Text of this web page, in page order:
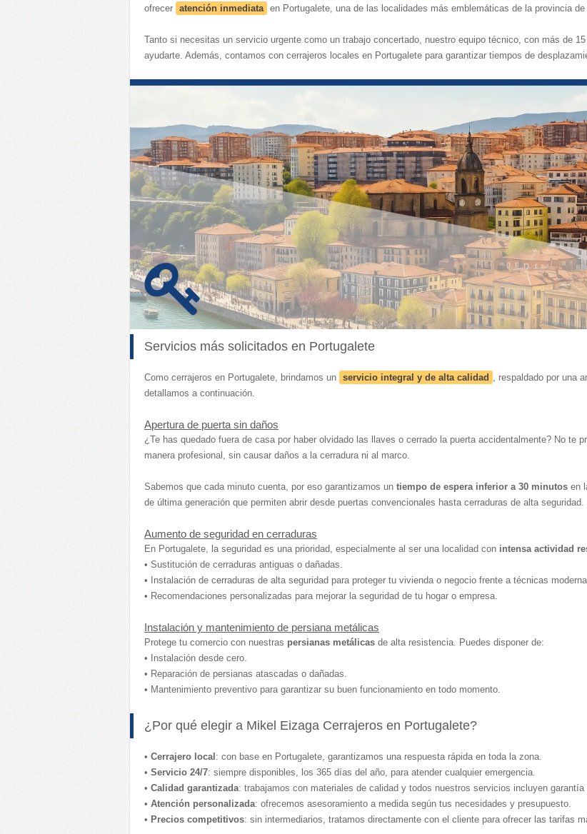
ofrecer atención inmediata en Portugalete, una de las localidades más emblemáticas de la provincia
Tanto si necesitas un servicio urgente como un trabajo concertado, nuestro equipo técnico, con más de
ayudarte. Además, contamos con cerrajeros locales en Portugalete para garantizar tiempos de
Servicios más solicitados en Portugalete
Como cerrajeros en Portugalete, brindamos un servicio integral y de alta calidad , respaldado por una
detallamos a continuación.
Apertura de puerta sin daños
¿Te has quedado fuera de casa por haber olvidado las llaves o cerrado la puerta accidentalmente? No te
manera profesional, sin causar daños a la cerradura ni al marco.
Sabemos que cada minuto cuenta, por eso garantizamos un tiempo de espera inferior a 30 minutos en
de última generación que permiten abrir desde puertas convencionales hasta cerraduras de alta seguridad.
Aumento de seguridad en cerraduras
En Portugalete, la seguridad es una prioridad, especialmente al ser una localidad con intensa actividad
• Sustitución de cerraduras antiguas o dañadas.
• Instalación de cerraduras de alta seguridad para proteger tu vivienda o negocio frente a técnicas
• Recomendaciones personalizadas para mejorar la seguridad de tu hogar o empresa.
Instalación y mantenimiento de persiana metálicas
Protege tu comercio con nuestras persianas metálicas de alta resistencia. Puedes disponer de:
• Instalación desde cero.
• Reparación de persianas atascadas o dañadas.
• Mantenimiento preventivo para garantizar su buen funcionamiento en todo momento.
¿Por qué elegir a Mikel Eizaga Cerrajeros en Portugalete?
• Cerrajero local : con base en Portugalete, garantizamos una respuesta rápida en toda la zona.
• Servicio 24/7: siempre disponibles, los 365 días del año, para atender cualquier emergencia.
• Calidad garantizada: trabajamos con materiales de calidad y todos nuestros servicios incluyen garantía
• Atención personalizada: ofrecemos asesoramiento a medida según tus necesidades y presupuesto.
• Precios competitivos: sin intermediarios, tratamos directamente con el cliente para ofrecer las tarifas